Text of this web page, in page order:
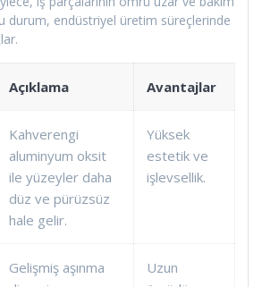
durum, endüstriyel üretim süreçlerinde
Açıklama Avantajlar
Kahverengi
aluminyum oksit
ile yüzeyler daha
düz ve pürüzsüz
hale gelir.
Yüksek
estetik ve
işlevsellik.
Gelişmiş aşınma
Uzun